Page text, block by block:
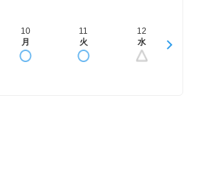
10
月
11
火
12
水